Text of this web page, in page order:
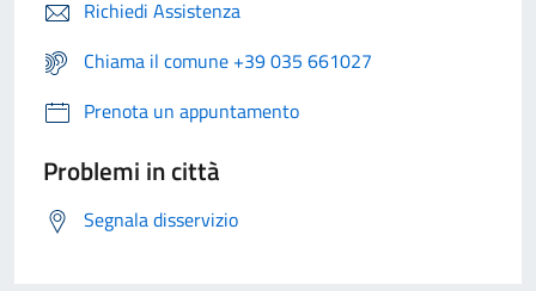
Richiedi Assistenza
Chiama il comune +39 035 661027
Prenota un appuntamento
Problemi in città
Segnala disservizio